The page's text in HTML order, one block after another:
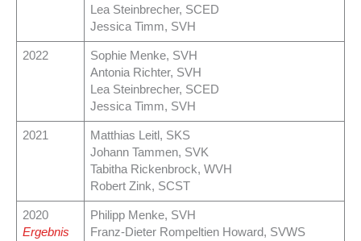
Lea Steinbrecher, SCED
Jessica Timm, SVH
2022
Sophie Menke, SVH
Antonia Richter, SVH
Lea Steinbrecher, SCED
Jessica Timm, SVH
2021
Matthias Leitl, SKS
Johann Tammen, SVK
Tabitha Rickenbrock, WVH
Robert Zink, SCST
2020
Ergebnis
Philipp Menke, SVH
Franz-Dieter Rompeltien Howard, SVWS